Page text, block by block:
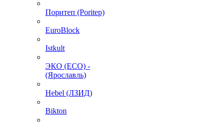
Поритеп (Poritep)
EuroBlock
Istkult
ЭКО (ECO) -
(Ярославль)
Hebel (ЛЗИД)
Bikton